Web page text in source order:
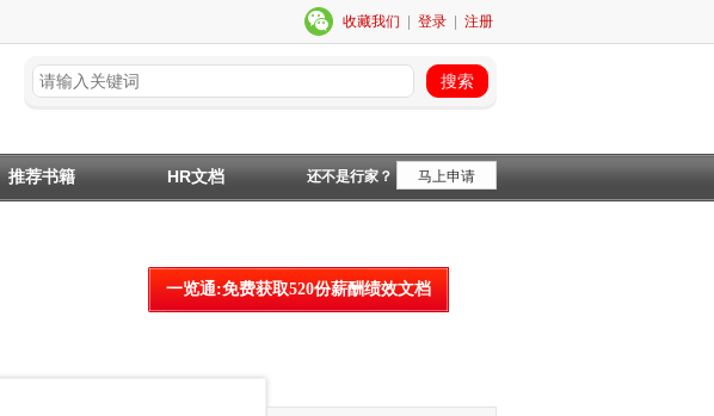
收藏我们 登录 注册
推荐书籍 HR文档 还不是行家？ 马上申请
一览通:免费获取520份薪酬绩效文档